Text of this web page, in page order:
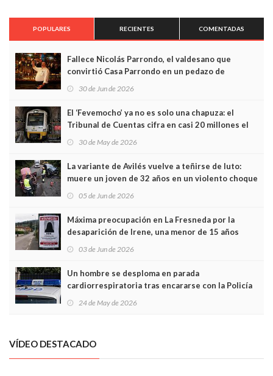
POPULARES RECIENTES COMENTADAS
Fallece Nicolás Parrondo, el valdesano que
convirtió Casa Parrondo en un pedazo de
Asturias en Madrid
30 de Jun de 2026
El ‘Fevemocho’ ya no es solo una chapuza: el
Tribunal de Cuentas cifra en casi 20 millones el
sobrecoste de los trenes que no cabían por los
30 de May de 2026
La variante de Avilés vuelve a teñirse de luto:
muere un joven de 32 años en un violento choque
frontal
05 de Jun de 2026
Máxima preocupación en La Fresneda por la
desaparición de Irene, una menor de 15 años
03 de Jun de 2026
Un hombre se desploma en parada
cardiorrespiratoria tras encararse con la Policía
Local en Luanco
24 de May de 2026
VÍDEO DESTACADO